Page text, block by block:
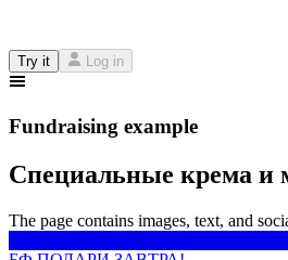
Try it Log in
Fundraising example
Специальные крема и
The page contains images, text, and